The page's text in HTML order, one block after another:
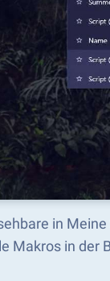
in
Makros in der